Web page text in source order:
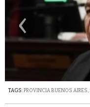
‹
TAGS:PROVINCIA BUENOS AIRES,